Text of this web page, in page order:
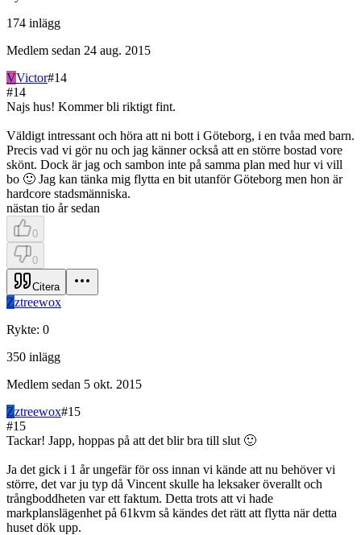
174 inlägg
Medlem sedan 24 aug. 2015
VVictor#14
#14
Najs hus! Kommer bli riktigt fint.
Väldigt intressant och höra att ni bott i Göteborg, i en tvåa med barn.
Precis vad vi gör nu och jag känner också att en större bostad vore
skönt. Dock är jag och sambon inte på samma plan med hur vi vill
bo 🙂 Jag kan tänka mig flytta en bit utanför Göteborg men hon är
hardcore stadsmänniska.
nästan tio år sedan
0
0
Citera
Zztreewox
Rykte: 0
350 inlägg
Medlem sedan 5 okt. 2015
Zztreewox#15
#15
Tackar! Japp, hoppas på att det blir bra till slut 🙂
Ja det gick i 1 år ungefär för oss innan vi kände att nu behöver vi
större, det var ju typ då Vincent skulle ha leksaker överallt och
trångboddheten var ett faktum. Detta trots att vi hade
markplanslägenhet på 61kvm så kändes det rätt att flytta när detta
huset dök upp.